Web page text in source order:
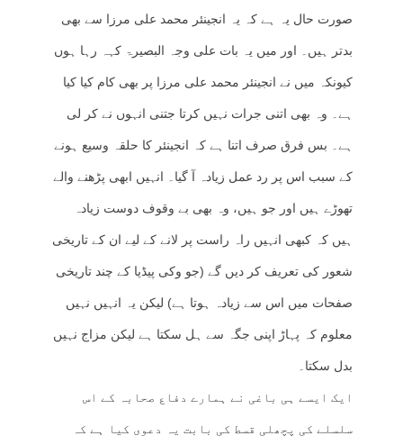
صورت حال یہ ہے کہ یہ انجینئر محمد علی مرزا سے بھی
بدتر ہیں۔ اور میں یہ بات علی وجہ البصیرۃ کہہ رہا ہوں
کیونکہ میں نے انجینئر محمد علی مرزا پر بھی کام کیا کیا
ہے۔ وہ بھی اتنی جرات نہیں کرتا جتنی انہوں نے کر لی
ہے۔ بس فرق صرف اتنا ہے کہ انجینئر کا حلقہ وسیع ہونے
کے سبب اس پر رد عمل زیادہ آ گیا۔ انہیں ابھی پڑھنے والے
تھوڑے ہیں اور جو ہیں، وہ بھی بے وقوف دوست زیادہ
ہیں کہ کبھی انہیں راہ راست پر لانے کے لیے ان کے تاریخی
شعور کی تعریف کر دیں گے (جو وکی پیڈیا کے چند تاریخی
صفحات میں اس سے زیادہ ہوتا ہے) لیکن یہ انہیں نہیں
معلوم کہ پہاڑ اپنی جگہ سے ہل سکتا ہے لیکن مزاج نہیں
بدل سکتا۔
ایک ایسے ہی باغی نے ہمارے دفاع صحابہ کے اس
سلسلے کی پچھلی قسط کی بابت یہ دعوی کیا ہے کہ